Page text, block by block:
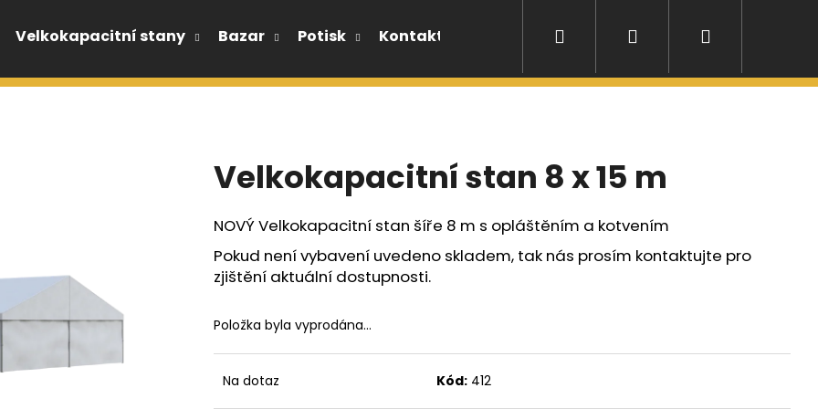
Velkokapacitní stany Bazar Potisk Kontakt Pronájem stanů Přihlášení
Velkokapacitní stan 8 x 15 m
NOVÝ Velkokapacitní stan šíře 8 m s opláštěním a kotvením
Pokud není vybavení uvedeno skladem, tak nás prosím kontaktujte pro
zjištění aktuální dostupnosti.
Položka byla vyprodána…
Na dotaz Kód: 412
HLEDAT